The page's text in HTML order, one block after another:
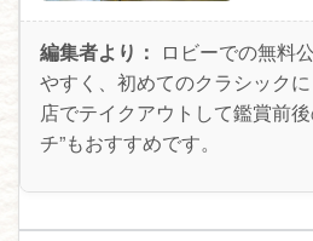
編集者より： ロビーでの無料
やすく、初めてのクラシック
店でテイクアウトして鑑賞前
チ”もおすすめです。